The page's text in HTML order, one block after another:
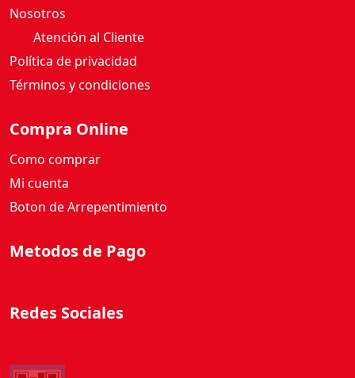
Nosotros
Atención al Cliente
Política de privacidad
Términos y condiciones
Compra Online
Como comprar
Mi cuenta
Boton de Arrepentimiento
Metodos de Pago
Redes Sociales